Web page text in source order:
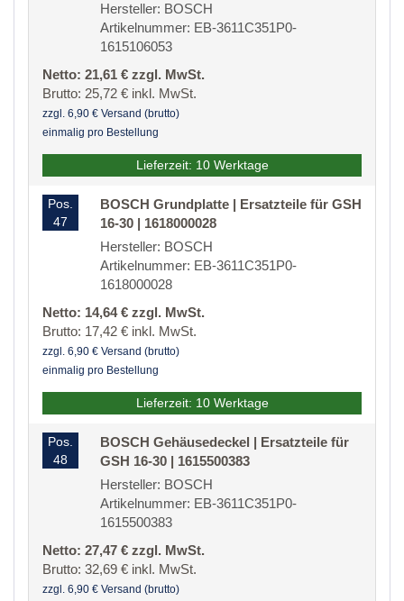
Hersteller: BOSCH
Artikelnummer: EB-3611C351P0-
1615106053
Netto: 21,61 € zzgl. MwSt.
Brutto: 25,72 € inkl. MwSt.
zzgl. 6,90 € Versand (brutto)
einmalig pro Bestellung
Lieferzeit: 10 Werktage
Pos.
47
BOSCH Grundplatte | Ersatzteile für GSH
16-30 | 1618000028
Hersteller: BOSCH
Artikelnummer: EB-3611C351P0-
1618000028
Netto: 14,64 € zzgl. MwSt.
Brutto: 17,42 € inkl. MwSt.
zzgl. 6,90 € Versand (brutto)
einmalig pro Bestellung
Lieferzeit: 10 Werktage
Pos.
48
BOSCH Gehäusedeckel | Ersatzteile für
GSH 16-30 | 1615500383
Hersteller: BOSCH
Artikelnummer: EB-3611C351P0-
1615500383
Netto: 27,47 € zzgl. MwSt.
Brutto: 32,69 € inkl. MwSt.
zzgl. 6,90 € Versand (brutto)